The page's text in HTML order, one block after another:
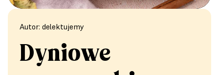
Autor: delektujemy
Dyniowe